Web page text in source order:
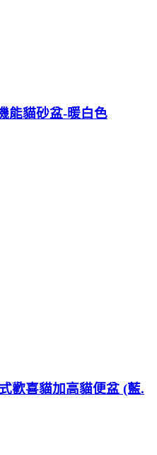
能貓砂盆-暖白色
歡喜貓加高貓便盆 (藍.